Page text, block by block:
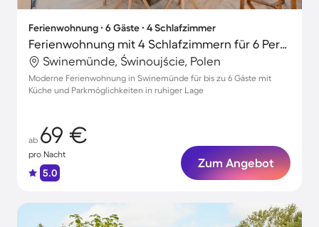
Ferienwohnung ∙ 6 Gäste ∙ 4 Schlafzimmer
Ferienwohnung mit 4 Schlafzimmern für 6 Personen
Swinemünde, Świnoujście, Polen
Moderne Ferienwohnung in Swinemünde für bis zu 6 Gäste mit
Küche und Parkmöglichkeiten in ruhiger Lage
ab 69 €
pro Nacht
5.0
Zum Angebot